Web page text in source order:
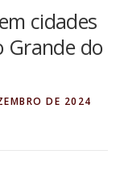
cidades
Grande do
DE 2024